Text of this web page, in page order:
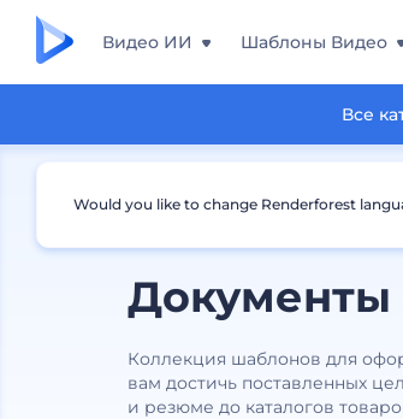
Видео ИИ Шаблоны Видео
Все
Документы
Коллекция шаблонов для
вам достичь поставленных
и резюме до каталогов
Would you like to change Renderforest